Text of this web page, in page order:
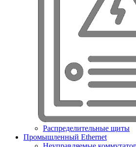
Распределительные щиты
Промышленный Ethernet